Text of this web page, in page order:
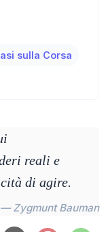
sulla Corsa
reali e
di agire.
— Zygmunt Bauman